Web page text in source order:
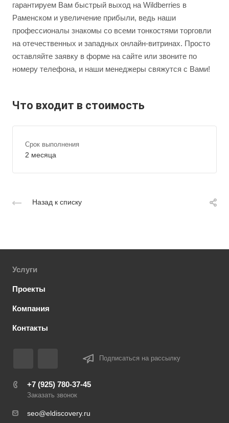
гарантируем Вам быстрый выход на Wildberries в
Раменском и увеличение прибыли, ведь наши
профессионалы знакомы со всеми тонкостями торговли
на отечественных и западных онлайн-витринах. Просто
оставляйте заявку в форме на сайте или звоните по
номеру телефона, и наши менеджеры свяжутся с Вами!
Что входит в стоимость
Срок выполнения
2 месяца
Назад к списку
Услуги
Проекты
Компания
Контакты
Подписаться на рассылку
+7 (925) 780-37-45
Заказать звонок
seo@eldiscovery.ru